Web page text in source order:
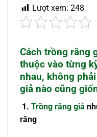
Lượt xem: 248
Cách trồng răng
thuộc vào từng
nhau, không
giả nào cũng
1. Trồng răng giả
răng